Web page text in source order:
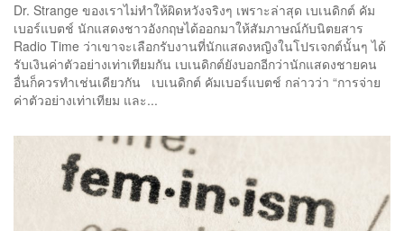
Dr. Strange ของเราไม่ทำให้ผิดหวังจริงๆ เพราะล่าสุด เบเนดิกต์ คัม
เบอร์แบตช์ นักแสดงชาวอังกฤษได้ออกมาให้สัมภาษณ์กับนิตยสาร
Radio Time ว่าเขาจะเลือกรับงานที่นักแสดงหญิงในโปรเจกต์นั้นๆ ได้
รับเงินค่าตัวอย่างเท่าเทียมกัน เบเนดิกต์ยังบอกอีกว่านักแสดงชายคน
อื่นก็ควรทำเช่นเดียวกัน เบเนดิกต์ คัมเบอร์แบตช์ กล่าวว่า “การจ่าย
ค่าตัวอย่างเท่าเทียม และ...